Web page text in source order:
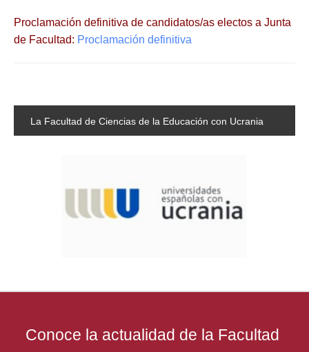
Proclamación definitiva de candidatos/as electos a Junta
de Facultad: Proclamación definitiva
La Facultad de Ciencias de la Educación con Ucrania
Conoce la actualidad de la Facultad